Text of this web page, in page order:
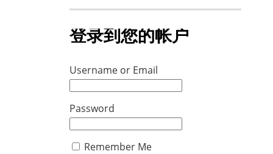
登录到您的帐户
Username or Email
Password
Remember Me